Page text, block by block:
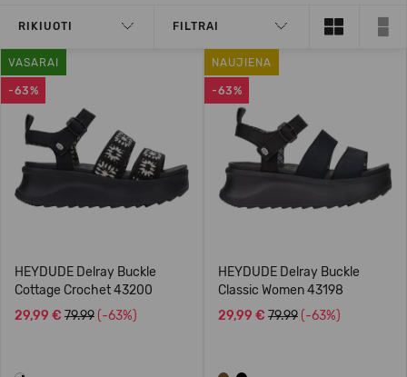
RIKIUOTI FILTRAI
-63%
VASARAI
HEYDUDE Delray Buckle
Cottage Crochet 43200
29,99 € 79.99 (-63%)
-63%
NAUJIENA
HEYDUDE Delray Buckle
Classic Women 43198
29,99 € 79.99 (-63%)